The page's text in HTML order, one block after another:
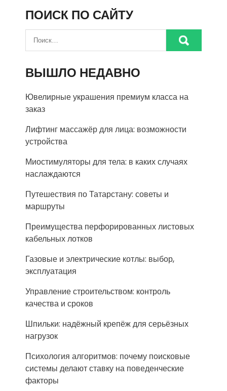
ПОИСК ПО САЙТУ
ВЫШЛО НЕДАВНО
Ювелирные украшения премиум класса на
заказ
Лифтинг массажёр для лица: возможности
устройства
Миостимуляторы для тела: в каких случаях
наслаждаются
Путешествия по Татарстану: советы и
маршруты
Преимущества перфорированных листовых
кабельных лотков
Газовые и электрические котлы: выбор,
эксплуатация
Управление строительством: контроль
качества и сроков
Шпильки: надёжный крепёж для серьёзных
нагрузок
Психология алгоритмов: почему поисковые
системы делают ставку на поведенческие
факторы